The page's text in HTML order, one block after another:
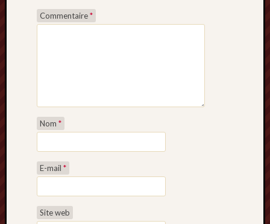
Commentaire*
Nom *
E-mail *
Site web